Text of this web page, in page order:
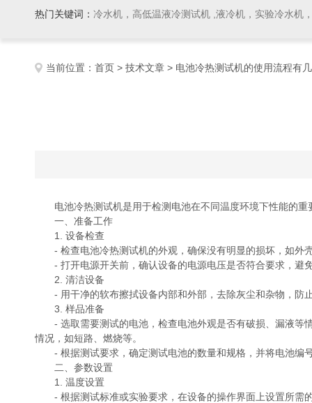
热门关键词： 冷水机，高低温液冷测试机 ,液冷机，实验冷水机，
当前位置： 首页 > 技术文章 > 电池冷热测试机的使用流程有
电池冷热测试机是用于检测电池在不同温度环境下性能的重
一、准备工作
1. 设备检查
- 检查电池冷热测试机的外观，确保没有明显的损坏，如外
- 打开电源开关前，确认设备的电源电压是否符合要求，避
2. 清洁设备
- 用干净的软布擦拭设备内部和外部，去除灰尘和杂物，防
3. 样品准备
- 选取需要测试的电池，检查电池外观是否有破损、漏液等
情况，如短路、燃烧等。
- 根据测试要求，确定测试电池的数量和规格，并将电池编
二、参数设置
1. 温度设置
- 根据测试标准或实验要求，在设备的操作界面上设置所需